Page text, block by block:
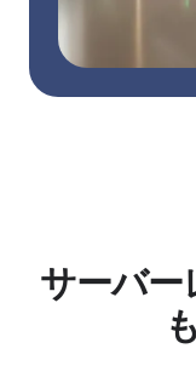
サーバー